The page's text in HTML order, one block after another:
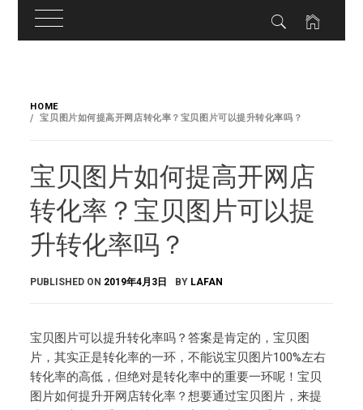
content
HOME
宝贝图片如何提高开网店转化率？宝贝图片可以提升转化率吗？
宝贝图片如何提高开网店
转化率？宝贝图片可以提
升转化率吗？
PUBLISHED ON 2019年4月3日 BY LAFAN
宝贝图片可以提升转化率吗？答案是肯定的，宝贝图
片，其实正是转化率的一环，不能说宝贝图片100%左右
转化率的高低，但绝对是转化率中的重要一环呢！宝贝
图片如何提升开网店转化率？想要通过宝贝图片，来提